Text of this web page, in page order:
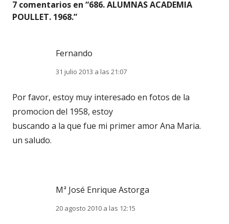
7 comentarios en “686. ALUMNAS ACADEMIA
POULLET. 1968.”
Fernando
31 julio 2013 a las 21:07
Por favor, estoy muy interesado en fotos de la
promocion del 1958, estoy
buscando a la que fue mi primer amor Ana Maria.
un saludo.
Mª José Enrique Astorga
20 agosto 2010 a las 12:15